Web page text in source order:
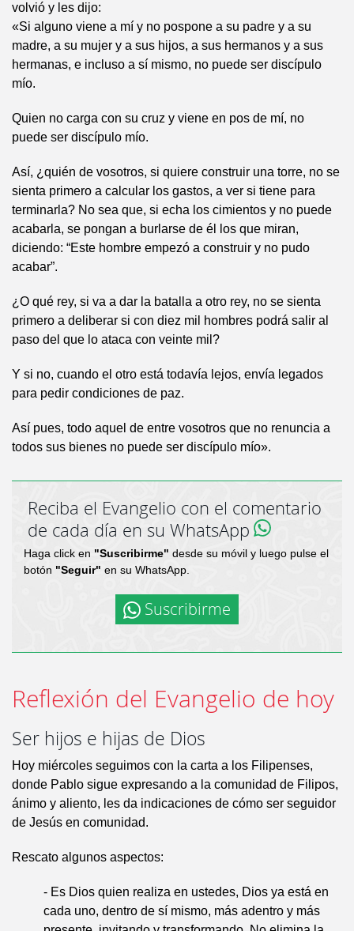
volvió y les dijo:
«Si alguno viene a mí y no pospone a su padre y a su
madre, a su mujer y a sus hijos, a sus hermanos y a sus
hermanas, e incluso a sí mismo, no puede ser discípulo
mío.
Quien no carga con su cruz y viene en pos de mí, no
puede ser discípulo mío.
Así, ¿quién de vosotros, si quiere construir una torre, no se
sienta primero a calcular los gastos, a ver si tiene para
terminarla? No sea que, si echa los cimientos y no puede
acabarla, se pongan a burlarse de él los que miran,
diciendo: “Este hombre empezó a construir y no pudo
acabar”.
¿O qué rey, si va a dar la batalla a otro rey, no se sienta
primero a deliberar si con diez mil hombres podrá salir al
paso del que lo ataca con veinte mil?
Y si no, cuando el otro está todavía lejos, envía legados
para pedir condiciones de paz.
Así pues, todo aquel de entre vosotros que no renuncia a
todos sus bienes no puede ser discípulo mío».
Reciba el Evangelio con el comentario
de cada día en su WhatsApp
Haga click en "Suscribirme" desde su móvil y luego pulse el
botón "Seguir" en su WhatsApp.
Suscribirme
Reflexión del Evangelio de hoy
Ser hijos e hijas de Dios
Hoy miércoles seguimos con la carta a los Filipenses,
donde Pablo sigue expresando a la comunidad de Filipos,
ánimo y aliento, les da indicaciones de cómo ser seguidor
de Jesús en comunidad.
Rescato algunos aspectos:
- Es Dios quien realiza en ustedes, Dios ya está en
cada uno, dentro de sí mismo, más adentro y más